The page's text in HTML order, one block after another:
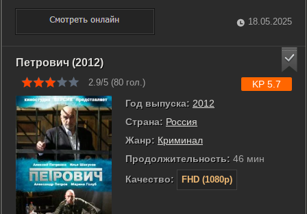
й годы. В основе сюжета: сложная, полная драматических
событий судьба человека - Бориса, сына сотрудника
Китайско-Восточной железной дороги. ...
18.05.2025
Петрович (2012)
2.9/5 (80 гол.)
Год выпуска: 2012
Страна: Россия
Жанр: Криминал
Продолжительность: 46 мин
Качество:
FHD (1080p)
KP 5.7